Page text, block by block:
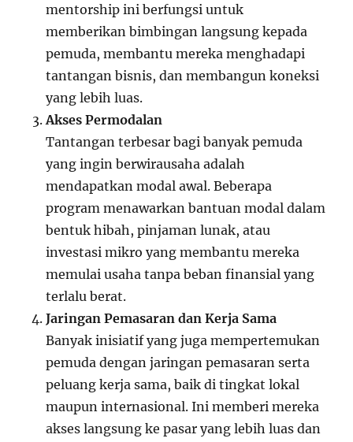
mentorship ini berfungsi untuk
memberikan bimbingan langsung kepada
pemuda, membantu mereka menghadapi
tantangan bisnis, dan membangun koneksi
yang lebih luas.
Akses Permodalan
Tantangan terbesar bagi banyak pemuda
yang ingin berwirausaha adalah
mendapatkan modal awal. Beberapa
program menawarkan bantuan modal dalam
bentuk hibah, pinjaman lunak, atau
investasi mikro yang membantu mereka
memulai usaha tanpa beban finansial yang
terlalu berat.
Jaringan Pemasaran dan Kerja Sama
Banyak inisiatif yang juga mempertemukan
pemuda dengan jaringan pemasaran serta
peluang kerja sama, baik di tingkat lokal
maupun internasional. Ini memberi mereka
akses langsung ke pasar yang lebih luas dan